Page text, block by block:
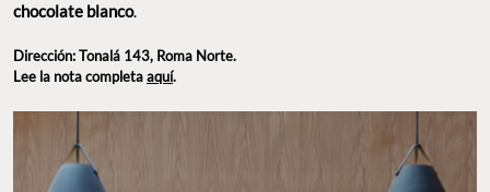
chocolate blanco.
Dirección: Tonalá 143, Roma Norte.
Lee la nota completaaquí.